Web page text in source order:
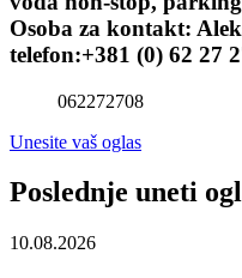
Osoba za kontakt:
telefon:+381 (0) 62 27
062272708
Unesite vaš oglas
Poslednje uneti
10.08.2026